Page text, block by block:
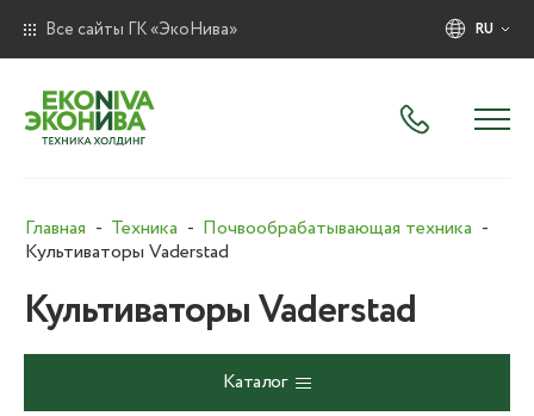
Все сайты ГК «ЭкоНива» RU
Главная Техника
Почвообрабатывающая техника
Культиваторы Vaderstad
Культиваторы Vaderstad
Каталог